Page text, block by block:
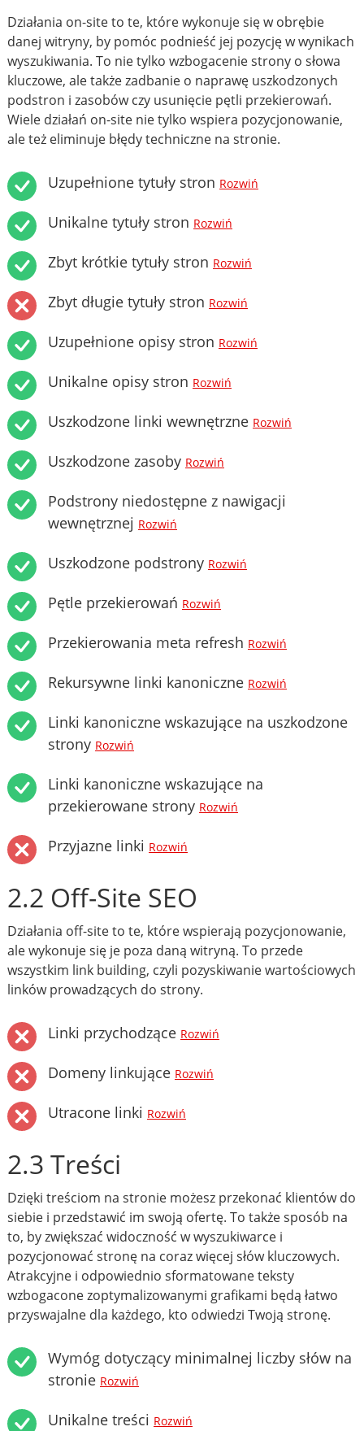
Działania on-site to te, które wykonuje się w obrębie
danej witryny, by pomóc podnieść jej pozycję w wynikach
wyszukiwania. To nie tylko wzbogacenie strony o słowa
kluczowe, ale także zadbanie o naprawę uszkodzonych
podstron i zasobów czy usunięcie pętli przekierowań.
Wiele działań on-site nie tylko wspiera pozycjonowanie,
ale też eliminuje błędy techniczne na stronie.
Uzupełnione tytuły stron Rozwiń
Unikalne tytuły stron Rozwiń
Zbyt krótkie tytuły stron Rozwiń
Zbyt długie tytuły stron Rozwiń
Uzupełnione opisy stron Rozwiń
Unikalne opisy stron Rozwiń
Uszkodzone linki wewnętrzne Rozwiń
Uszkodzone zasoby Rozwiń
Podstrony niedostępne z nawigacji
wewnętrznej Rozwiń
Uszkodzone podstrony Rozwiń
Pętle przekierowań Rozwiń
Przekierowania meta refresh Rozwiń
Rekursywne linki kanoniczne Rozwiń
Linki kanoniczne wskazujące na uszkodzone
strony Rozwiń
Linki kanoniczne wskazujące na
przekierowane strony Rozwiń
Przyjazne linki Rozwiń
2.2 Off-Site SEO
Działania off-site to te, które wspierają pozycjonowanie,
ale wykonuje się je poza daną witryną. To przede
wszystkim link building, czyli pozyskiwanie wartościowych
linków prowadzących do strony.
Linki przychodzące Rozwiń
Domeny linkujące Rozwiń
Utracone linki Rozwiń
2.3 Treści
Dzięki treściom na stronie możesz przekonać klientów do
siebie i przedstawić im swoją ofertę. To także sposób na
to, by zwiększać widoczność w wyszukiwarce i
pozycjonować stronę na coraz więcej słów kluczowych.
Atrakcyjne i odpowiednio sformatowane teksty
wzbogacone zoptymalizowanymi grafikami będą łatwo
przyswajalne dla każdego, kto odwiedzi Twoją stronę.
Wymóg dotyczący minimalnej liczby słów na
stronie Rozwiń
Unikalne treści Rozwiń